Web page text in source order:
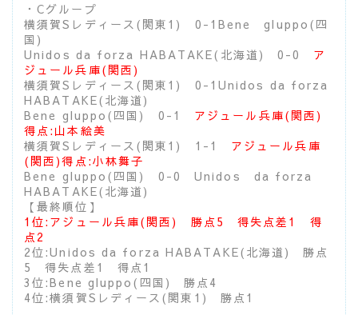
・Cグループ
横須賀Sレディース(関東1) 0-1Bene gluppo(四
国)
Unidos da forza HABATAKE(北海道) 0-0 ア
ジュール兵庫(関西)
横須賀Sレディース(関東1) 0-1Unidos da forza
HABATAKE(北海道)
Bene gluppo(四国) 0-1 アジュール兵庫(関西)
得点:山本絵美
横須賀Sレディース(関東1) 1-1 アジュール兵庫
(関西)得点:小林舞子
Bene gluppo(四国) 0-0 Unidos da forza
HABATAKE(北海道)
【最終順位】
1位:アジュール兵庫(関西) 勝点5 得失点差1 得
点2
2位:Unidos da forza HABATAKE(北海道) 勝点
5 得失点差1 得点1
3位:Bene gluppo(四国) 勝点4
4位:横須賀Sレディース(関東1) 勝点1